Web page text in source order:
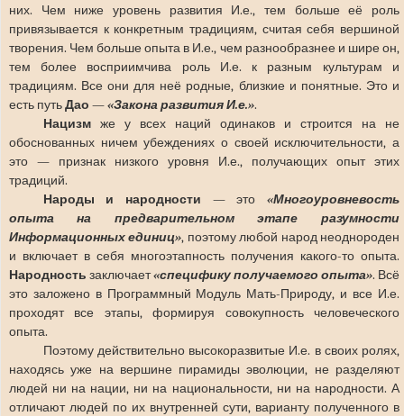
них. Чем ниже уровень развития И.е., тем больше её роль
привязывается к конкретным традициям, считая себя вершиной
творения. Чем больше опыта в И.е., чем разнообразнее и шире он,
тем более восприимчива роль И.е. к разным культурам и
традициям. Все они для неё родные, близкие и понятные. Это и
есть путьДао —«Закона развития И.е.».
Нацизм же у всех наций одинаков и строится на не
обоснованных ничем убеждениях о своей исключительности, а
это — признак низкого уровня И.е., получающих опыт этих
традиций.
Народы и народности — это«Многоуровневость
опыта на предварительном этапе разумности
Информационных единиц», поэтому любой народ неоднороден
и включает в себя многоэтапность получения какого-то опыта.
Народность заключает«специфику получаемого опыта». Всё
это заложено в Программный Модуль Мать-Природу, и все И.е.
проходят все этапы, формируя совокупность человеческого
опыта.
Поэтому действительно высокоразвитые И.е. в своих ролях,
находясь уже на вершине пирамиды эволюции, не разделяют
людей ни на нации, ни на национальности, ни на народности. А
отличают людей по их внутренней сути, варианту полученного в